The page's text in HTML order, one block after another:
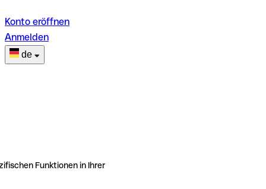
Konto eröffnen
Anmelden
de
Funktionen in Ihrer